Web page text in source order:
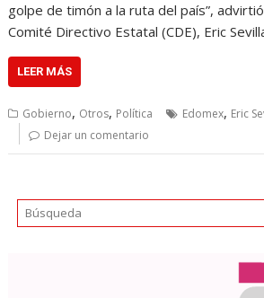
golpe de timón a la ruta del país”,
Comité Directivo Estatal (CDE), Eric
LEER MÁS
Gobierno, Otros, Política Edomex, Eric
Dejar un comentario